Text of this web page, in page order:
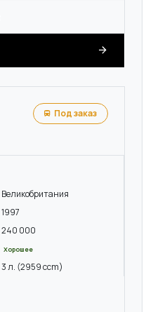
Под заказ
Великобритания
1997
240 000
Хорошее
3 л. (2959 ccm)